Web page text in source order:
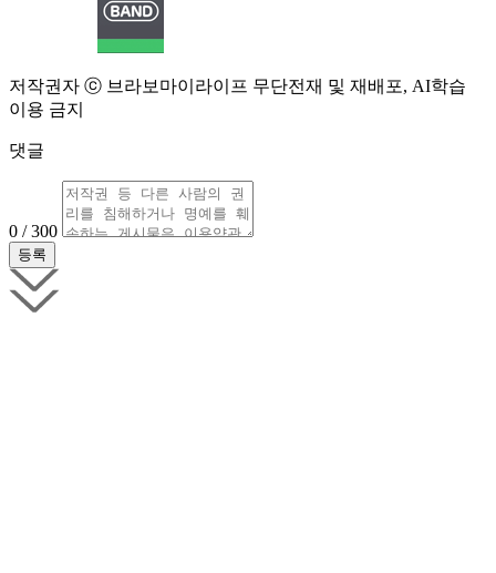
저작권자 ⓒ 브라보마이라이프 무단전재 및 재배포, AI학습
이용 금지
댓글
0 / 300